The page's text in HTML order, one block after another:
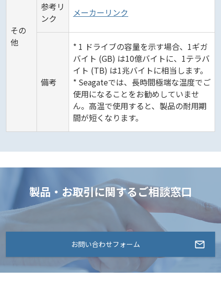
その
他
参考リ
ンク
メーカーリンク
備考
* 1 ドライブの容量を示す場合、1ギガ
バイト (GB) は10億バイトに、1テラバ
イト (TB) は1兆バイトに相当します。
* Seagateでは、長時間極端な温度でご
使用になることをお勧めしていませ
ん。高温で使用すると、製品の耐用期
間が短くなります。
製品・お取引に関するご相談窓口
お問い合わせフォーム